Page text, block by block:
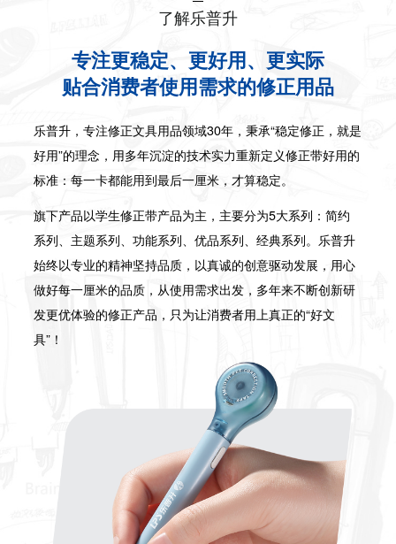
了解乐普升
专注更稳定、更好用、更实际
贴合消费者使用需求的修正用品
乐普升，专注修正文具用品领域30年，秉承“稳定修正，就是
好用”的理念，用多年沉淀的技术实力重新定义修正带好用的
标准：每一卡都能用到最后一厘米，才算稳定。
旗下产品以学生修正带产品为主，主要分为5大系列：简约
系列、主题系列、功能系列、优品系列、经典系列。乐普升
始终以专业的精神坚持品质，以真诚的创意驱动发展，用心
做好每一厘米的品质，从使用需求出发，多年来不断创新研
发更优体验的修正产品，只为让消费者用上真正的“好文
具”！